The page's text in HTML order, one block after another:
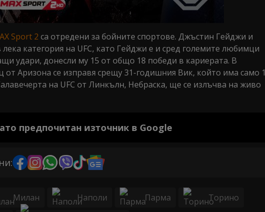
Sport 2 са отредени за бойните спортове. Джъстин Гейджи и
категория на UFC, като Гейджи е и сред големите любимци
удари, донесли му 15 от общо 18 победи в кариерата. В
Аризона се изправя срещу 31-годишния Вик, който има само 1
на UFC от Линкълн, Небраска, ще се излъчва на живо
предпочитан източник в Google
Милан Наполи Парма Торино